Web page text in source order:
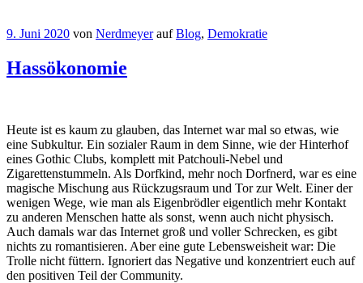
9. Juni 2020 von NerdmeyeraufBlog, Demokratie
Hassökonomie
Heute ist es kaum zu glauben, das Internet war mal so etwas, wie
eine Subkultur. Ein sozialer Raum in dem Sinne, wie der Hinterhof
eines Gothic Clubs, komplett mit Patchouli-Nebel und
Zigarettenstummeln. Als Dorfkind, mehr noch Dorfnerd, war es eine
magische Mischung aus Rückzugsraum und Tor zur Welt. Einer der
wenigen Wege, wie man als Eigenbrödler eigentlich mehr Kontakt
zu anderen Menschen hatte als sonst, wenn auch nicht physisch.
Auch damals war das Internet groß und voller Schrecken, es gibt
nichts zu romantisieren. Aber eine gute Lebensweisheit war: Die
Trolle nicht füttern. Ignoriert das Negative und konzentriert euch auf
den positiven Teil der Community.